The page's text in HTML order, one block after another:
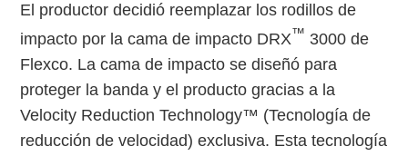
El productor decidió reemplazar los rodillos de
impacto por la cama de impacto DRX™ 3000 de
Flexco. La cama de impacto se diseñó para
proteger la banda y el producto gracias a la
Velocity Reduction Technology™ (Tecnología de
reducción de velocidad) exclusiva. Esta tecnología